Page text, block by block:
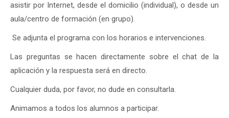
asistir por Internet, desde el domicilio (individual), o desde un
aula/centro de formación (en grupo).
Se adjunta el programa con los horarios e intervenciones.
Las preguntas se hacen directamente sobre el chat de la
aplicación y la respuesta será en directo.
Cualquier duda, por favor, no dude en consultarla.
Animamos a todos los alumnos a participar.